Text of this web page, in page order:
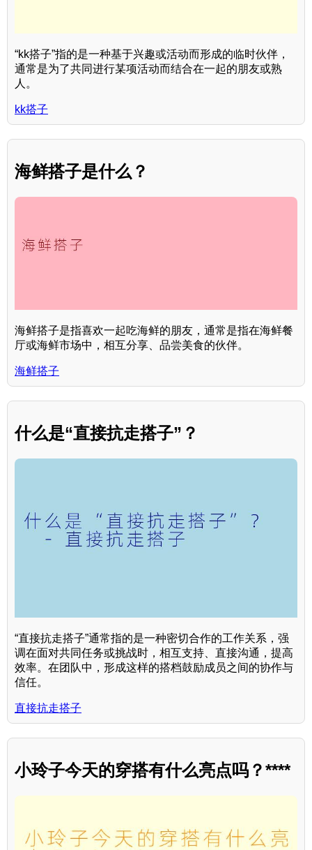
“kk搭子”指的是一种基于兴趣或活动而形成的临时伙伴，
通常是为了共同进行某项活动而结合在一起的朋友或熟
人。
kk搭子
海鲜搭子是什么？
海鲜搭子是指喜欢一起吃海鲜的朋友，通常是指在海鲜餐
厅或海鲜市场中，相互分享、品尝美食的伙伴。
海鲜搭子
什么是“直接抗走搭子”？
“直接抗走搭子”通常指的是一种密切合作的工作关系，强
调在面对共同任务或挑战时，相互支持、直接沟通，提高
效率。在团队中，形成这样的搭档鼓励成员之间的协作与
信任。
直接抗走搭子
小玲子今天的穿搭有什么亮点吗？****